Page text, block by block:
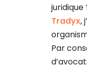
Tradyx,
Par